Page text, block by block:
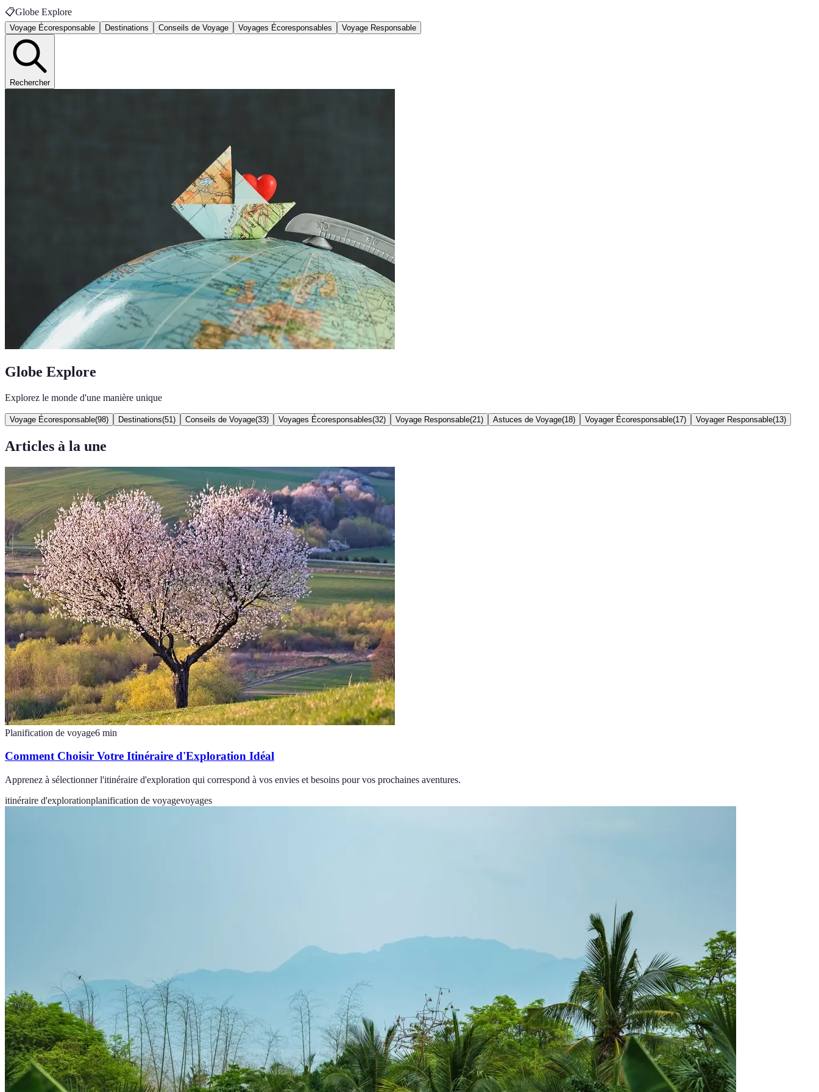
📋Globe Explore
Voyage Écoresponsable Destinations Conseils de Voyage Voyages Écoresponsables Voyage Responsable
Rechercher
Globe Explore
Explorez le monde d'une manière unique
Voyage Écoresponsable(98) Destinations(51 ) Conseils de Voyage(33) Voyages Écoresponsables(32) Voyage Responsable(21 ) Astuces de Voyage(18) Voyager Écoresponsable(17) Voyager Responsable(13)
Articles à la une
Planification de voyage6 min
Comment Choisir Votre Itinéraire d'Exploration Idéal
Apprenez à sélectionner l'itinéraire d'exploration qui correspond à vos envies et besoins pour vos prochaines aventures.
itinéraire d'explorationplanification de voyagevoyages